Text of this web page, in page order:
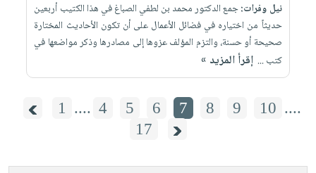
نيل وفرات:جمع الدكتور محمد بن لطفي الصباغ في هذا الكتيب أربعين
حديثاً من اختياره في فضائل الأعمال على أن تكون الأحاديث المختارة
صحيحة أو حسنة، والتزم المؤلف عزوها إلى مصادرها وذكر مواضعها في
كتب ... إقرأ المزيد »
1 .... 4 5 6 7 8 9 10 ....
17